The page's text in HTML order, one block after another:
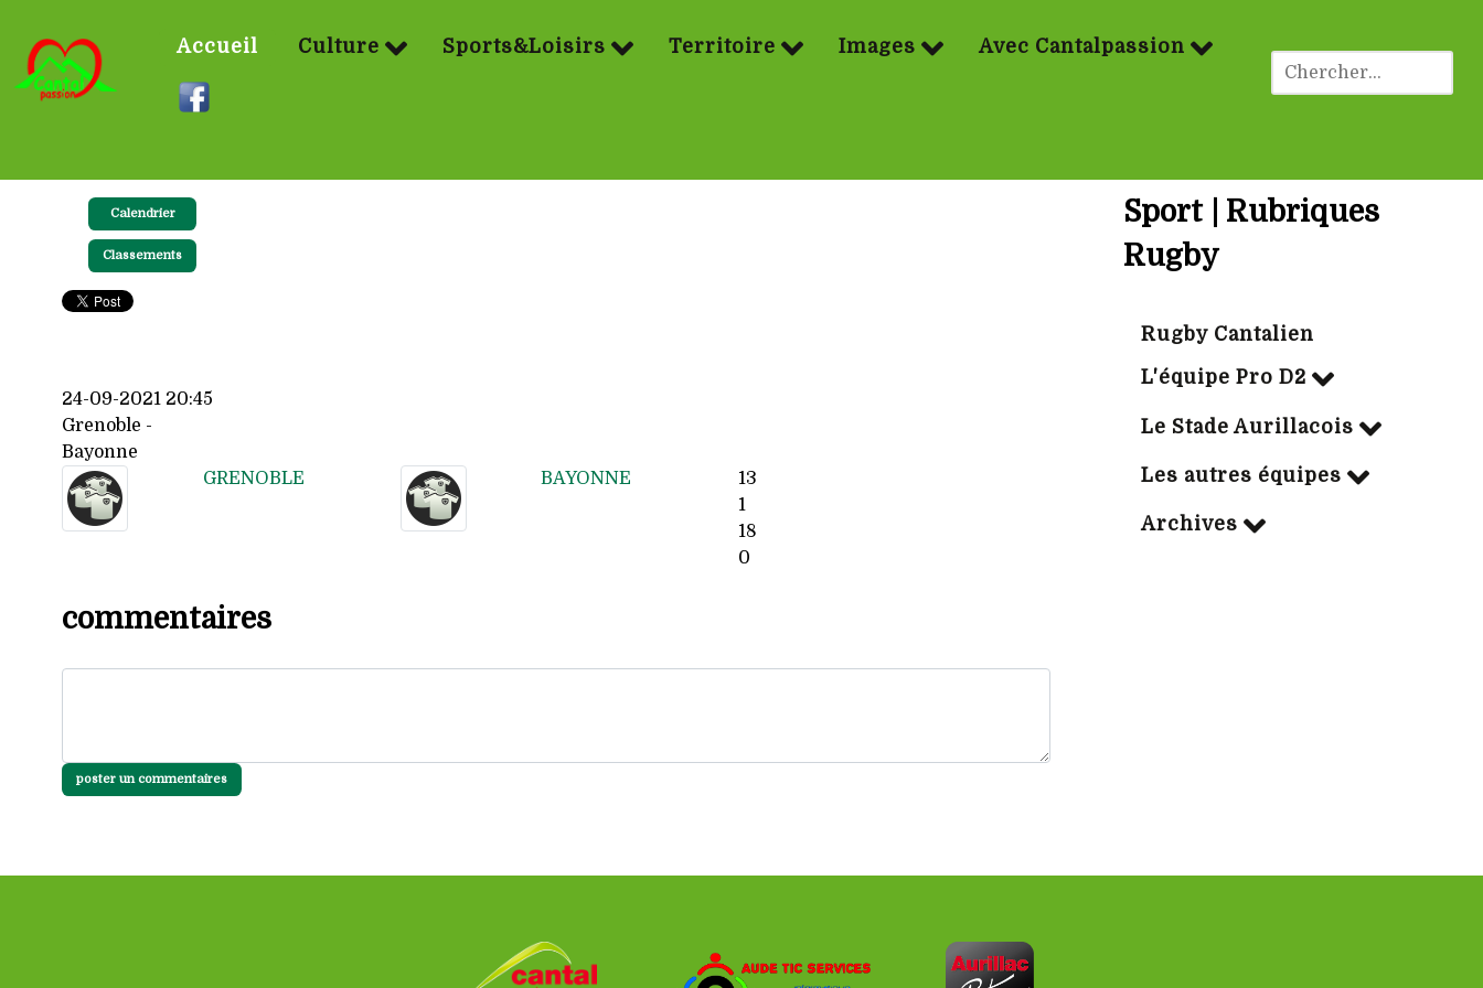
Accueil Culture Sports&Loisirs Territoire Images Avec Cantalpassion
Calendrier
Classements
24-09-2021 20:45
Grenoble -
Bayonne
GRENOBLE
BAYONNE
13
1
18
0
commentaires
poster un commentaires
Sport | Rubriques
Rugby
Rugby Cantalien
L'équipe Pro D2
Le Stade Aurillacois
Les autres équipes
Archives